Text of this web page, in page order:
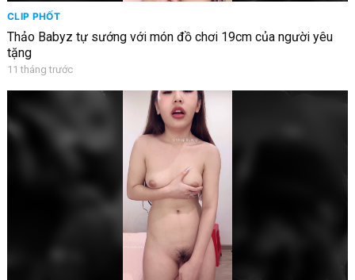
CLIP PHỐT
Thảo Babyz tự sướng với món đồ chơi 19cm của người yêu
tặng
11 tháng trước